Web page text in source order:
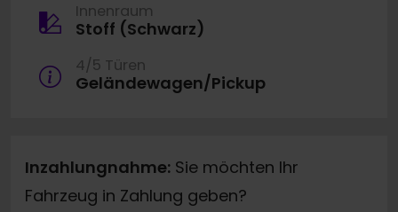
Innenraum
Stoff (Schwarz)
4/5 Türen
Geländewagen/Pickup
Inzahlungnahme: Sie möchten Ihr
Fahrzeug in Zahlung geben?